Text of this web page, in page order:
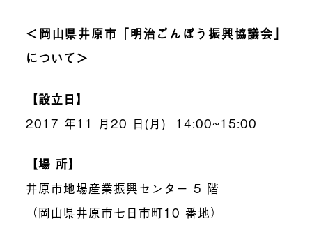
＜岡山県井原市「明治ごんぼう振興協議会」
について＞
【設立日】
2017 年11 月20 日(月) 14:00~15:00
【場 所】
井原市地場産業振興センター 5 階
（岡山県井原市七日市町10番地）